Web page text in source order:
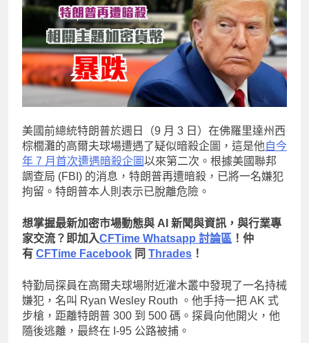
美國前總統特朗普於週日（9 月 3 日）在佛羅里達州西
棕櫚灘的高爾夫球場遭遇了疑似暗殺企圖，這是他自今
年 7 月首次遭遇暗殺企圖以來第二次。根據美國聯邦
調查局 (FBI) 的消息，特朗普再遭暗殺，已將一名嫌犯
拘留。特朗普本人則表示已脫離危險。
想掌握最新加密市場動態與 AI 新聞與資訊，與行業專
家交流？即加入CFTime Whatsapp 討論區 ！仲
有 CFTime Facebook 同 Thrades ！
特勤局探員在高爾夫球場附近灌木叢中發現了一名持械
嫌犯，名叫 Ryan Wesley Routh 。他手持一把 AK 式
步槍，距離特朗普 300 到 500 碼。探員向他開火，他
隨後逃離，最終在 I-95 公路被捕。